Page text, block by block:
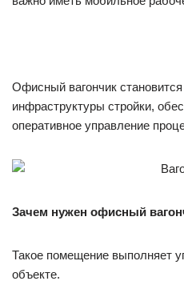
Офисный вагончик
инфраструктуры стройки,
оперативное управление
Зачем нужен офисный
Такое помещение выполняет
объекте.